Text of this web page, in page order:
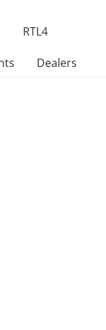
RTL4
Dealers